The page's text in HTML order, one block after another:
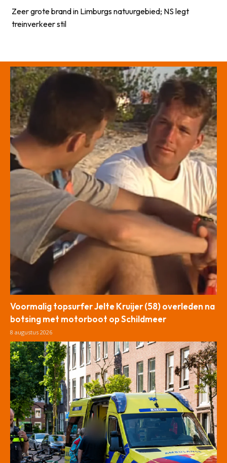
Zeer grote brand in Limburgs natuurgebied; NS legt
treinverkeer stil
Voormalig topsurfer Jelte Kruijer (58) overleden na
botsing met motorboot op Schildmeer
8 augustus 2026